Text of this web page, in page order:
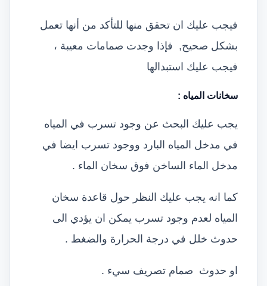
فيجب عليك ان تحقق منها للتأكد من أنها تعمل
بشكل صحيح, فإذا وجدت صمامات معيبة ،
فيجب عليك استبدالها
سخانات المياه :
يجب عليك البحث عن وجود تسرب في المياه
في مدخل المياه البارد ووجود تسرب ايضا في
مدخل الماء الساخن فوق سخان الماء .
كما انه يجب عليك النظر حول قاعدة سخان
المياه لعدم وجود تسرب يمكن ان يؤدي الى
حدوث خلل في درجة الحرارة والضغط .
او حدوث صمام تصريف سيء .